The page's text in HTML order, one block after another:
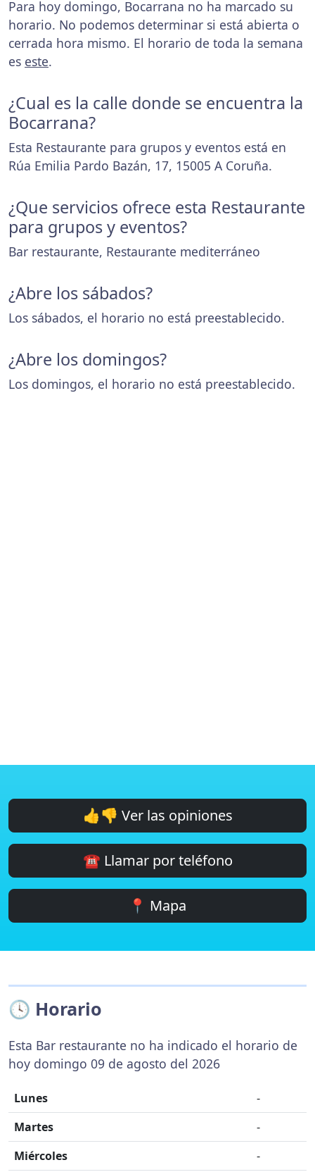
Para hoy domingo, Bocarrana no ha marcado su
horario. No podemos determinar si está abierta o
cerrada hora mismo. El horario de toda la semana
es este.
¿Cual es la calle donde se encuentra la
Bocarrana?
Esta Restaurante para grupos y eventos está en
Rúa Emilia Pardo Bazán, 17, 15005 A Coruña.
¿Que servicios ofrece esta Restaurante
para grupos y eventos?
Bar restaurante, Restaurante mediterráneo
¿Abre los sábados?
Los sábados, el horario no está preestablecido.
¿Abre los domingos?
Los domingos, el horario no está preestablecido.
👍👎 Ver las opiniones
☎️ Llamar por teléfono
📍 Mapa
🕓 Horario
Esta Bar restaurante no ha indicado el horario de
hoy domingo 09 de agosto del 2026
Lunes
-
Martes
-
Miércoles
-